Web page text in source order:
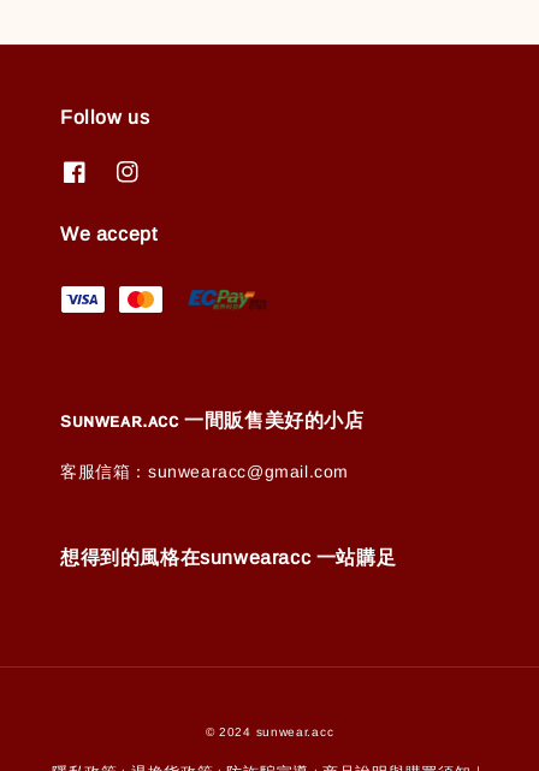
Follow us
We accept
ꜱᴜɴᴡᴇᴀʀ.ᴀᴄᴄ 一間販售美好的小店
客服信箱：sunwearacc@gmail.com
想得到的風格在sunwearacc 一站購足
© 2024 sunwear.acc